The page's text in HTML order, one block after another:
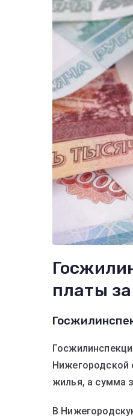
платы
Нижегородской
жилья, а сумма
В